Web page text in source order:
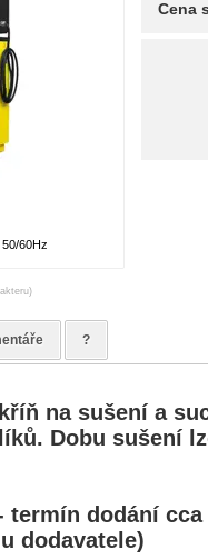
60Hz
Cena
?
na sušení a
Dobu sušení
termín dodání
dodavatele)